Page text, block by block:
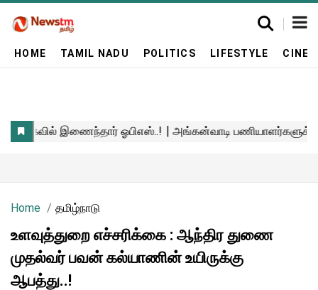
HOME TAMIL NADU POLITICS LIFESTYLE
Home தமிழ்நாடு
உளவுத்துறை எச்சரிக்கை : ஆந்திர துணை
முதல்வர் பவன் கல்யாணின் உயிருக்கு
ஆபத்து..!